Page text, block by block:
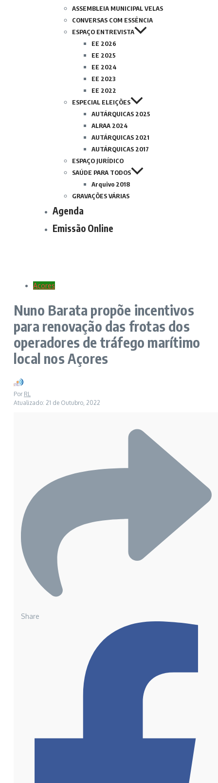
ASSEMBLEIA MUNICIPAL VELAS
CONVERSAS COM ESSÊNCIA
ESPAÇO ENTREVISTA
EE 2026
EE 2025
EE 2024
EE 2023
EE 2022
ESPECIAL ELEIÇÕES
AUTÁRQUICAS 2025
ALRAA 2024
AUTÁRQUICAS 2021
AUTÁRQUICAS 2017
ESPAÇO JURÍDICO
SAÚDE PARA TODOS
Arquivo 2018
GRAVAÇÕES VÁRIAS
Agenda
Emissão Online
Açores
Nuno Barata propõe incentivos
para renovação das frotas dos
operadores de tráfego marítimo
local nos Açores
Por RL
Atualizado: 21 de Outubro, 2022
Share